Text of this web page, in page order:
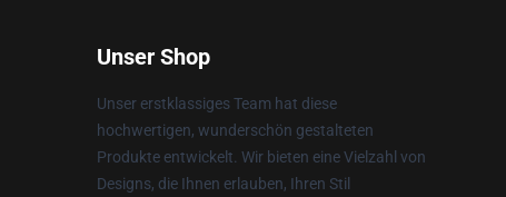
Unser Shop
Unser erstklassiges Team hat diese
hochwertigen, wunderschön gestalteten
Produkte entwickelt. Wir bieten eine Vielzahl von
Designs, die Ihnen erlauben, Ihren Stil